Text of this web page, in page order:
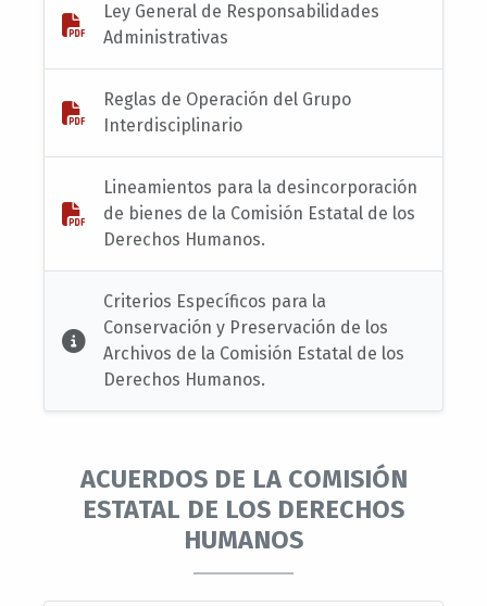
Ley General de Responsabilidades
Administrativas
Reglas de Operación del Grupo
Interdisciplinario
Lineamientos para la desincorporación
de bienes de la Comisión Estatal de los
Derechos Humanos.
Criterios Específicos para la
Conservación y Preservación de los
Archivos de la Comisión Estatal de los
Derechos Humanos.
ACUERDOS DE LA COMISIÓN
ESTATAL DE LOS DERECHOS
HUMANOS